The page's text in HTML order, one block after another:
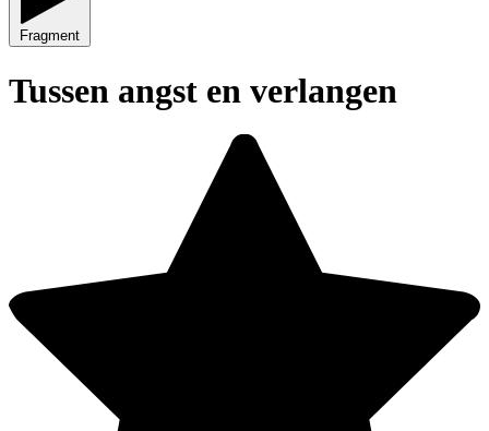
Fragment
Tussen angst en verlangen